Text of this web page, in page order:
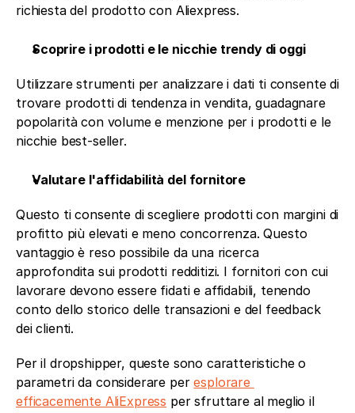
richiesta del prodotto con Aliexpress.
Scoprire i prodotti e le nicchie trendy di oggi
Utilizzare strumenti per analizzare i dati ti consente di
trovare prodotti di tendenza in vendita, guadagnare
popolarità con volume e menzione per i prodotti e le
nicchie best-seller.
Valutare l'affidabilità del fornitore
Questo ti consente di scegliere prodotti con margini di
profitto più elevati e meno concorrenza. Questo
vantaggio è reso possibile da una ricerca
approfondita sui prodotti redditizi. I fornitori con cui
lavorare devono essere fidati e affidabili, tenendo
conto dello storico delle transazioni e del feedback
dei clienti.
Per il dropshipper, queste sono caratteristiche o
parametri da considerare per esplorare
efficacemente AliExpress per sfruttare al meglio il